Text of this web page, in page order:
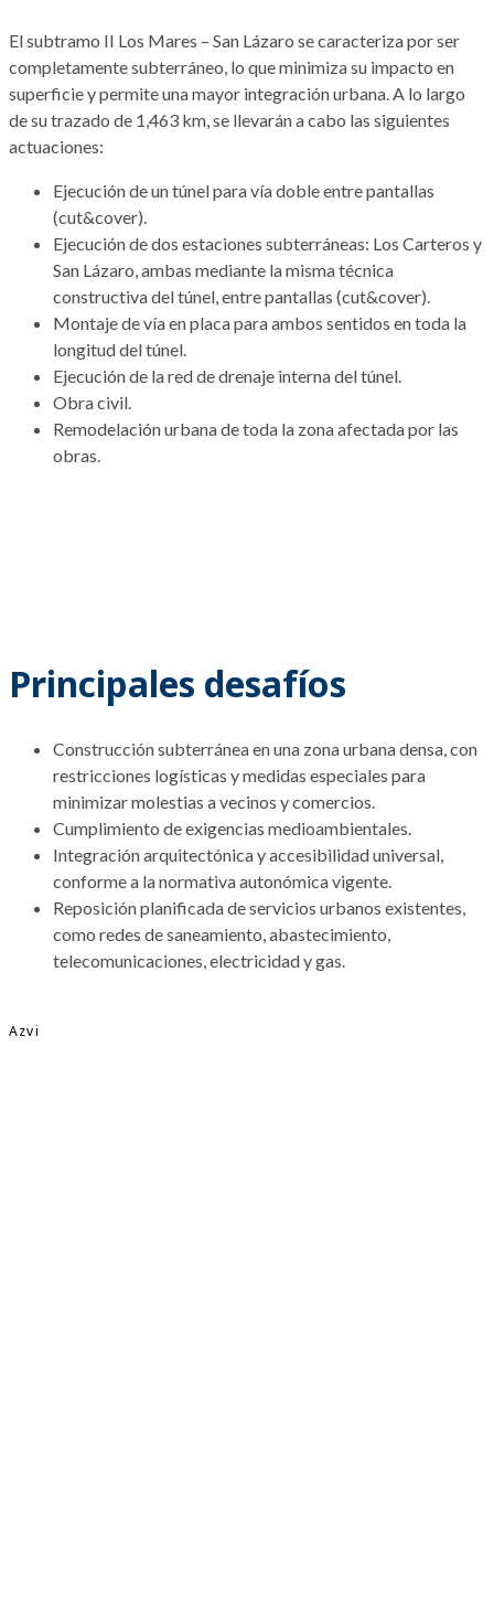
El subtramo II Los Mares – San Lázaro se caracteriza por ser
completamente subterráneo, lo que minimiza su impacto en
superficie y permite una mayor integración urbana. A lo largo
de su trazado de 1,463 km, se llevarán a cabo las siguientes
actuaciones:
Ejecución de un túnel para vía doble entre pantallas
(cut&cover).
Ejecución de dos estaciones subterráneas: Los Carteros y
San Lázaro, ambas mediante la misma técnica
constructiva del túnel, entre pantallas (cut&cover).
Montaje de vía en placa para ambos sentidos en toda la
longitud del túnel.
Ejecución de la red de drenaje interna del túnel.
Obra civil.
Remodelación urbana de toda la zona afectada por las
obras.
Principales desafíos
Construcción subterránea en una zona urbana densa, con
restricciones logísticas y medidas especiales para
minimizar molestias a vecinos y comercios.
Cumplimiento de exigencias medioambientales.
Integración arquitectónica y accesibilidad universal,
conforme a la normativa autonómica vigente.
Reposición planificada de servicios urbanos existentes,
como redes de saneamiento, abastecimiento,
telecomunicaciones, electricidad y gas.
Azvi